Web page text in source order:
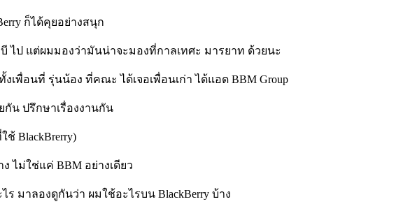
ก็ได้คุยอย่างสนุก
ไป แต่ผมมองว่ามันน่าจะมองที่กาลเทศะ มารยาท ด้วยนะ
งเพื่อนที่ รุ่นน้อง ที่คณะ ได้เจอเพื่อนเก่า ได้แอด BBM Group
น ปรึกษาเรื่องงานกัน
BlackBrerry)
ไม่ใช่แค่ BBM อย่างเดียว
ร มาลองดูกันว่า ผมใช้อะไรบน BlackBerry บ้าง